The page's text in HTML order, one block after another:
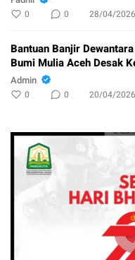
0 0 28/04/2026
Bantuan Banjir
Bumi Mulia Aceh Desak
Admin
0 0 20/04/2026